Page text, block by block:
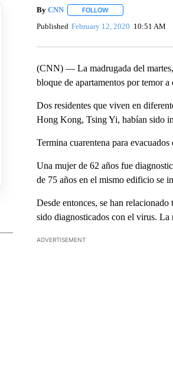
By CNN FOLLOWFOLLOW "" TO
Published February 12, 2020 10:51 AM
(CNN) — La madrugada del
bloque de apartamentos por temor
Dos residentes que viven en
Hong Kong, Tsing Yi, habían sido
Termina cuarentena para
Una mujer de 62 años fue
de 75 años en el mismo edificio se
Desde entonces, se han
sido diagnosticados con el virus. La
ADVERTISEMENT